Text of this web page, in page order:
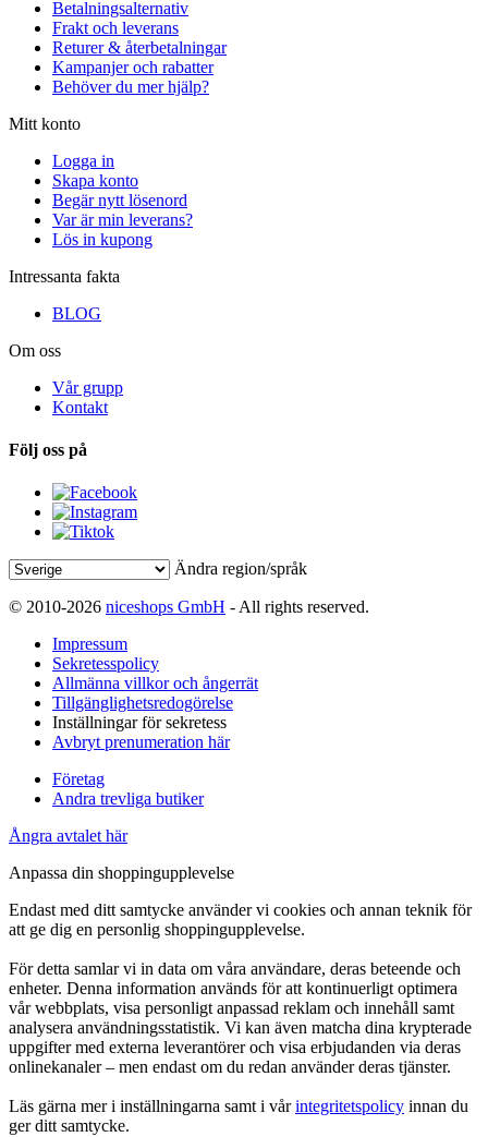
Betalningsalternativ
Frakt och leverans
Returer & återbetalningar
Kampanjer och rabatter
Behöver du mer hjälp?
Mitt konto
Logga in
Skapa konto
Begär nytt lösenord
Var är min leverans?
Lös in kupong
Intressanta fakta
BLOG
Om oss
Vår grupp
Kontakt
Följ oss på
Ändra region/språk
© 2010-2026 niceshops GmbH - All rights reserved.
Impressum
Sekretesspolicy
Allmänna villkor och ångerrät
Tillgänglighetsredogörelse
Inställningar för sekretess
Avbryt prenumeration här
Företag
Andra trevliga butiker
Ångra avtalet här
Anpassa din shoppingupplevelse
Endast med ditt samtycke använder vi cookies och annan teknik för
att ge dig en personlig shoppingupplevelse.
För detta samlar vi in data om våra användare, deras beteende och
enheter. Denna information används för att kontinuerligt optimera
vår webbplats, visa personligt anpassad reklam och innehåll samt
analysera användningsstatistik. Vi kan även matcha dina krypterade
uppgifter med externa leverantörer och visa erbjudanden via deras
onlinekanaler – men endast om du redan använder deras tjänster.
Läs gärna mer i inställningarna samt i vårintegritetspolicy innan du
ger ditt samtycke.